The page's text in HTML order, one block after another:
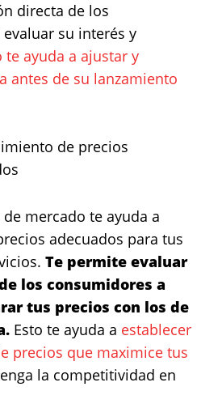
directa de los
su interés y
te ayuda a ajustar y
antes de su lanzamiento
de precios
mercado te ayuda a
adecuados para tus
Te permite evaluar
los consumidores a
tus precios con los de
Esto te ayuda a establecer
precios que maximice tus
la competitividad en